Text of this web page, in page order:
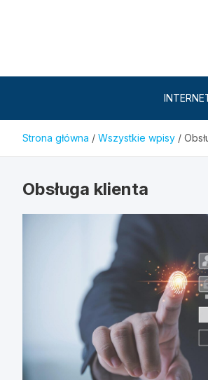
Strona główna Wszystkie wpisy
Obsługa klienta